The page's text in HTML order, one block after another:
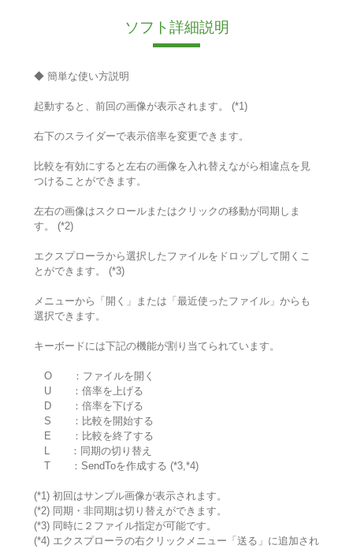
ソフト詳細説明
◆ 簡単な使い方説明
起動すると、前回の画像が表示されます。 (*1)
右下のスライダーで表示倍率を変更できます。
比較を有効にすると左右の画像を入れ替えながら相違点を見
つけることができます。
左右の画像はスクロールまたはクリックの移動が同期しま
す。 (*2)
エクスプローラから選択したファイルをドロップして開くこ
とができます。 (*3)
メニューから「開く」または「最近使ったファイル」からも
選択できます。
キーボードには下記の機能が割り当てられています。
O ：ファイルを開く
U ：倍率を上げる
D ：倍率を下げる
S ：比較を開始する
E ：比較を終了する
L ：同期の切り替え
T ：SendToを作成する (*3,*4)
(*1) 初回はサンプル画像が表示されます。
(*2) 同期・非同期は切り替えができます。
(*3) 同時に２ファイル指定が可能です。
(*4) エクスプローラの右クリックメニュー「送る」に追加され